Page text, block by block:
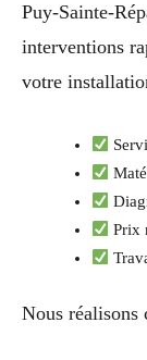
Puy-Sainte-
interventions
votre
Prix
Nous réalisons